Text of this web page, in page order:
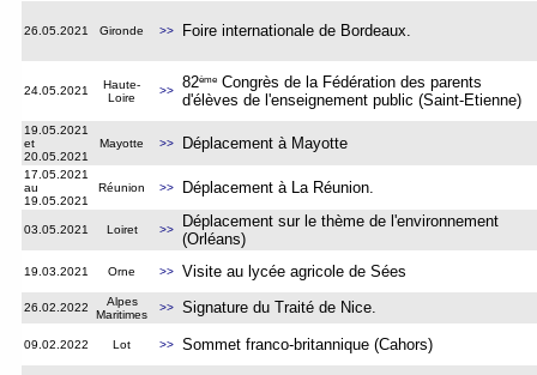
26.05.2021 Gironde >> Foire internationale de Bordeaux.
24.05.2021
Haute-
Loire
>> 82ème Congrès de la Fédération des parents
d'élèves de l'enseignement public (Saint-Etienne)
19.05.2021
et
20.05.2021
Mayotte >> Déplacement à Mayotte
17.05.2021
au
19.05.2021
Réunion >> Déplacement à La Réunion.
03.05.2021 Loiret >>
Déplacement sur le thème de l'environnement
(Orléans)
19.03.2021 Orne >> Visite au lycée agricole de Sées
26.02.2022
Alpes
Maritimes
>> Signature du Traité de Nice.
09.02.2022 Lot >> Sommet franco-britannique (Cahors)